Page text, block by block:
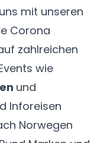
mit unseren
Corona
zahlreichen
wie
und
Inforeisen
Norwegen